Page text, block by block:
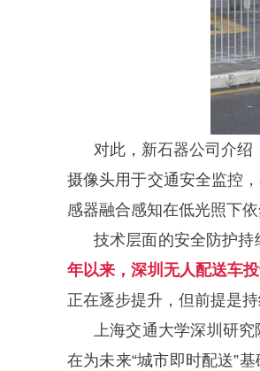
对此，新石器公司介绍
摄像头用于交通安全监控
感器融合感知在低光照下
技术层面的安全防护
年以来，深圳无人配送车
正在逐步提升，但前提是
上海交通大学深圳研
在为未来“城市即时配送”